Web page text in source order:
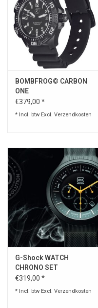
BOMBFROG© CARBON
ONE
€379,00 *
* Incl. btw Excl. Verzendkosten
G-Shock WATCH
CHRONO SET
€319,00 *
* Incl. btw Excl. Verzendkosten